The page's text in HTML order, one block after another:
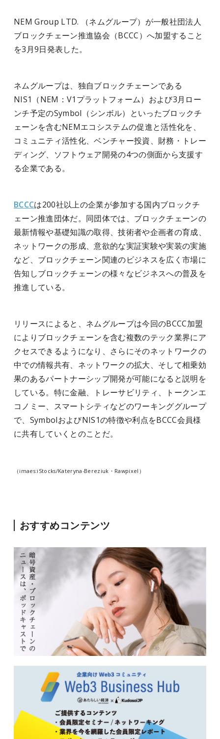
NEM Group LTD. （ネムグループ）が一般社団法人
ブロックチェーン推進協会（BCCC）へ加盟すること
を3月9日発表した。
ネムグループは、独自ブロックチェーンである
NIS1（NEM：V1プラットフォーム）および3月ロー
ンチ予定のSymbol（シンボル）といったブロックチ
ェーンを含むNEMエコシステムの促進と活性化を、
コミュニティ活性化、ベンチャー投資、財務・トレー
ディング、ソフトウェア開発の4つの側面から支援す
る企業である。
BCCCは200社以上の企業が参加する国内ブロックチ
ェーン推進団体だ。同団体では、ブロックチェーンの
最新情報や基礎知識の取得、技術者や企画者の育成、
ネットワークの形成、意欲的な実証実験や実装の実施
など、ブロックチェーン関連のビジネスを広く市場に
告知しブロックチェーンの様々なビジネスへの普及を
推進している。
リリースによると、ネムグループは今回のBCCC加盟
によりブロックチェーンを含む複数のテック業界にア
クセスできるようになり、さらにそのネットワークの
中での情報共有、ネットワークの拡大、そして相乗効
果のあるパートナーシップ開発が可能になると説明を
している。特に金融、トレーサビリティ、トークンエ
コノミー、スマートシティなどのワーキンググループ
で、SymbolおよびNIS1の特徴や利点をBCCC会員様
に共有していくとのことだ。
（imaes:iStocks/Kateryna-Bereziuk・Rawpixel）
おすすめコンテンツ